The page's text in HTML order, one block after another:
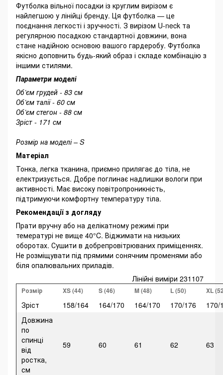
Футболка вільної посадки із круглим вирізом є
найлегшою у лінійці бренду. Ця футболка — це
поєднання легкості і зручності. З вирізом U-neck та
регулярною посадкою стандартної довжини, вона
стане надійною основою вашого гардеробу. Футболка
якісно доповнить будь-який образ і складе комбінацію з
іншими стилями.
Параметри моделі
Об’єм грудей - 83 см
Об’єм талії - 60 см
Об’єм стегон - 88 см
Зріст - 171 см
Розмір на моделі – S
Матеріал
Тонка, легка тканина, приємно прилягає до тіла, не
електризується. Добре поглинає надлишки вологи при
активності. Має високу повітропроникність,
підтримуючи комфортну температуру тіла.
Рекомендації з догляду
Прати вручну або на делікатному режимі при
темературі не вище 40°C. Віджимати на низьких
оборотах. Сушити в добрепровітрюваних приміщеннях.
Не розміщувати під прямими сонячним променями або
біля опалювальних приладів.
Лінійні виміри 231107
Розмір XS (44) S (46) M (48) L (50) XL
Зріст 158/164 164/170 164/170 170/176
170/
Довжина
по
спинці
від
ростка,
см
59 60 61 62 63